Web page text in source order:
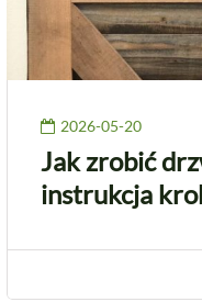
2026-05-20
Jak zrobić
instrukcja